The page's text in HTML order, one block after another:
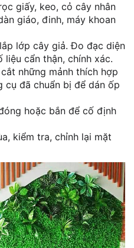
giấy, keo, cỏ cây nhân
giáo, đinh, máy khoan
lớp cây giả. Đo đạc diện
cẩn thận, chính xác.
những mảnh thích hợp
cụ đã chuẩn bị để dán ốp
hoặc bắn để cố định
kiểm tra, chỉnh lại mặt